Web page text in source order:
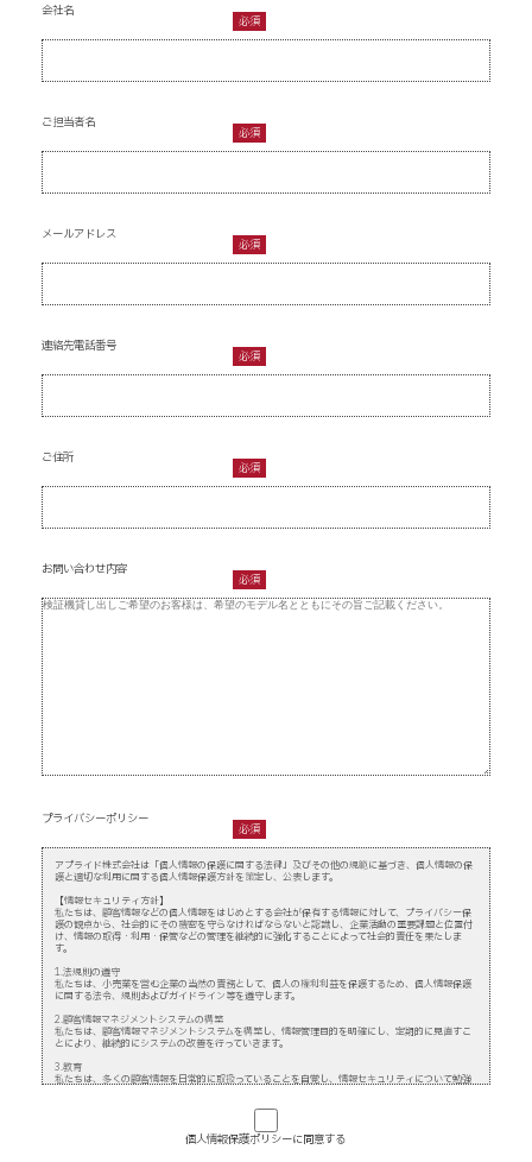
会社名
必須
ご担当者名
必須
メールアドレス
必須
連絡先電話番号
必須
ご住所
必須
お問い合わせ内容
必須
プライバシーポリシー
必須
アプライド株式会社は「個人情報の保護に関する法律」及びその他の規範に基づき、個人情報の保
護と適切な利用に関する個人情報保護方針を策定し、公表します。
【情報セキュリティ方針】
私たちは、顧客情報などの個人情報をはじめとする会社が保有する情報に対して、プライバシー保
護の観点から、社会的にその機密を守らなければならないと認識し、企業活動の重要課題と位置付
け、情報の取得・利用・保管などの管理を継続的に強化することによって社会的責任を果たしま
す。
1.法規則の遵守
私たちは、小売業を営む企業の当然の責務として、個人の権利利益を保護するため、個人情報保護
に関する法令、規則およびガイドライン等を遵守します。
2.顧客情報マネジメントシステムの構築
私たちは、顧客情報マネジメントシステムを構築し、情報管理目的を明確にし、定期的に見直すこ
とにより、継続的にシステムの改善を行っていきます。
3.教育
私たちは、多くの顧客情報を日常的に取扱っていることを自覚し、情報セキュリティについて勉強
私たちは、顧客情報をはじめとする個人情報等の漏洩を予防する方策を立て、また、緊急事態に備
個人情報保護ポリシーに同意する